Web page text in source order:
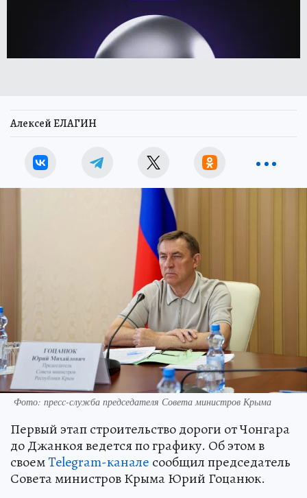
Алексей ЕЛАГИН
Фото: пресс-служба председателя Совета министров Крыма
Первый этап строительство дороги от Чонгара
до Джанкоя ведется по графику. Об этом в
своемTelegram-канале сообщил председатель
Совета министров Крыма Юрий Гоцанюк.